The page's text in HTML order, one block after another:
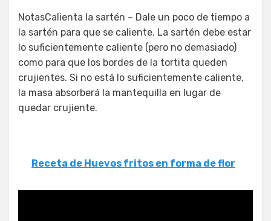
NotasCalienta la sartén – Dale un poco de tiempo a
la sartén para que se caliente. La sartén debe estar
lo suficientemente caliente (pero no demasiado)
como para que los bordes de la tortita queden
crujientes. Si no está lo suficientemente caliente,
la masa absorberá la mantequilla en lugar de
quedar crujiente.
Receta de Huevos fritos en forma de flor